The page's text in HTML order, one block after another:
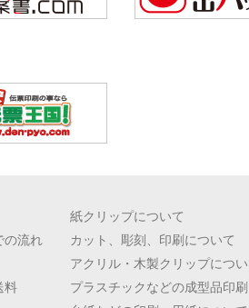
の流れ
料
紙クリップについて
カット、彫刻、印刷について
アクリル・木製クリップにつ
プラスチックなどの成型品印